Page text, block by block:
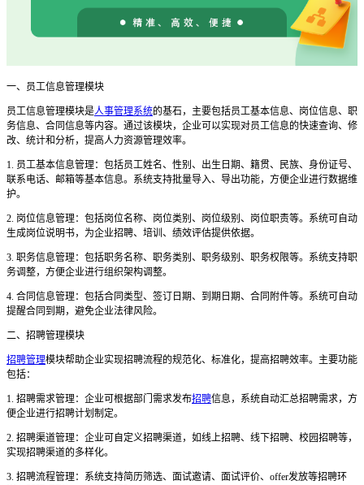
一、员工信息管理模块
员工信息管理模块是人事管理系统的基石，主要包括员工基本信息、岗位信息、职
务信息、合同信息等内容。通过该模块，企业可以实现对员工信息的快速查询、修
改、统计和分析，提高人力资源管理效率。
1. 员工基本信息管理：包括员工姓名、性别、出生日期、籍贯、民族、身份证号、
联系电话、邮箱等基本信息。系统支持批量导入、导出功能，方便企业进行数据维
护。
2. 岗位信息管理：包括岗位名称、岗位类别、岗位级别、岗位职责等。系统可自动
生成岗位说明书，为企业招聘、培训、绩效评估提供依据。
3. 职务信息管理：包括职务名称、职务类别、职务级别、职务权限等。系统支持职
务调整，方便企业进行组织架构调整。
4. 合同信息管理：包括合同类型、签订日期、到期日期、合同附件等。系统可自动
提醒合同到期，避免企业法律风险。
二、招聘管理模块
招聘管理模块帮助企业实现招聘流程的规范化、标准化，提高招聘效率。主要功能
包括：
1. 招聘需求管理：企业可根据部门需求发布招聘信息，系统自动汇总招聘需求，方
便企业进行招聘计划制定。
2. 招聘渠道管理：企业可自定义招聘渠道，如线上招聘、线下招聘、校园招聘等，
实现招聘渠道的多样化。
3. 招聘流程管理：系统支持简历筛选、面试邀请、面试评价、offer发放等招聘环